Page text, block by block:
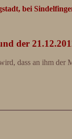
bei
der
dass an ihm der